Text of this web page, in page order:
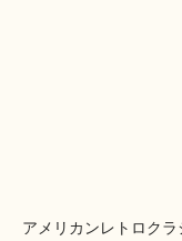
アメリカンレトロク